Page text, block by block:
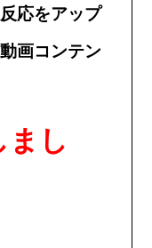
応をアップ
画コンテン
まし